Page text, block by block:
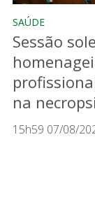
SAÚDE
Sessão
na
15h59 07/08/